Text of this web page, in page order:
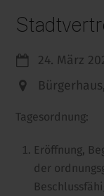
24. März
Tagesordnung:
Eröffnung,
der